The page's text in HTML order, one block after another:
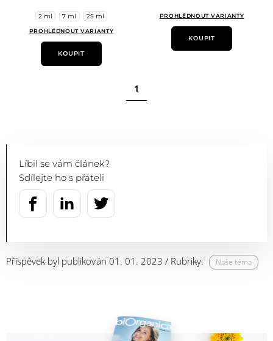
2 ml 7 ml 25 ml
PROHLÉDNOUT VARIANTY
KOUPIT
PROHLÉDNOUT VARIANTY
KOUPIT
1
Líbil se vám článek?
Sdílejte ho s přáteli
Příspěvek byl publikován 01. 01. 2023 / Rubriky: Naše téma